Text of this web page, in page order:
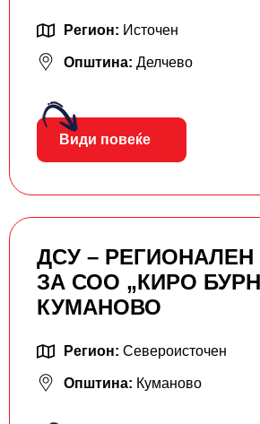
Регион: Источен
Општина: Делчево
Види повеќе
ДСУ – РЕГИОНАЛЕН
ЗА СОО „КИРО
КУМАНОВО
Регион: Североисточен
Општина: Куманово